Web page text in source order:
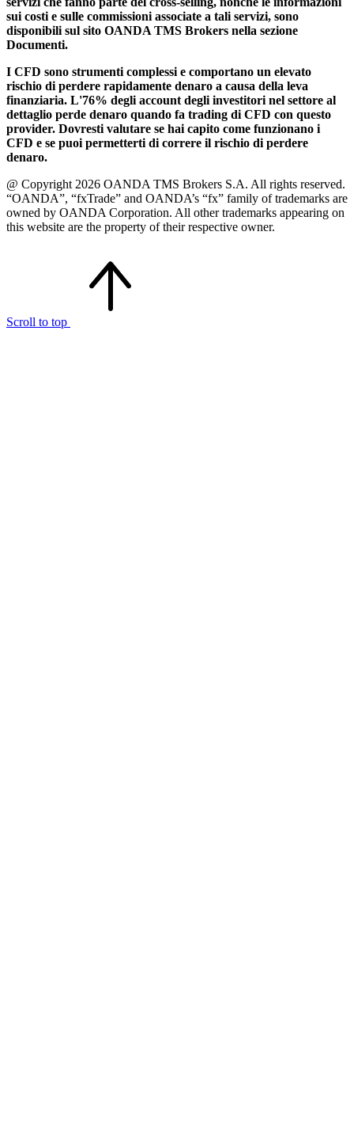
sui costi e sulle commissioni associate a tali servizi, sono
disponibili sul sito OANDA TMS Brokers nella sezione
Documenti.
I CFD sono strumenti complessi e comportano un elevato
rischio di perdere rapidamente denaro a causa della leva
finanziaria. L'76% degli account degli investitori nel settore al
dettaglio perde denaro quando fa trading di CFD con questo
provider. Dovresti valutare se hai capito come funzionano i
CFD e se puoi permetterti di correre il rischio di perdere
denaro.
@ Copyright 2026 OANDA TMS Brokers S.A. All rights reserved.
“OANDA”, “fxTrade” and OANDA’s “fx” family of trademarks are
owned by OANDA Corporation. All other trademarks appearing on
this website are the property of their respective owner.
Scroll to top